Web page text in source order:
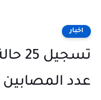
اخبار
عدد